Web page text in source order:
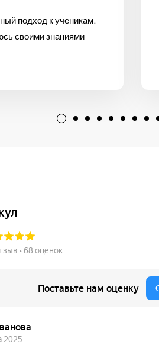
подход к ученикам.
своими знаниями